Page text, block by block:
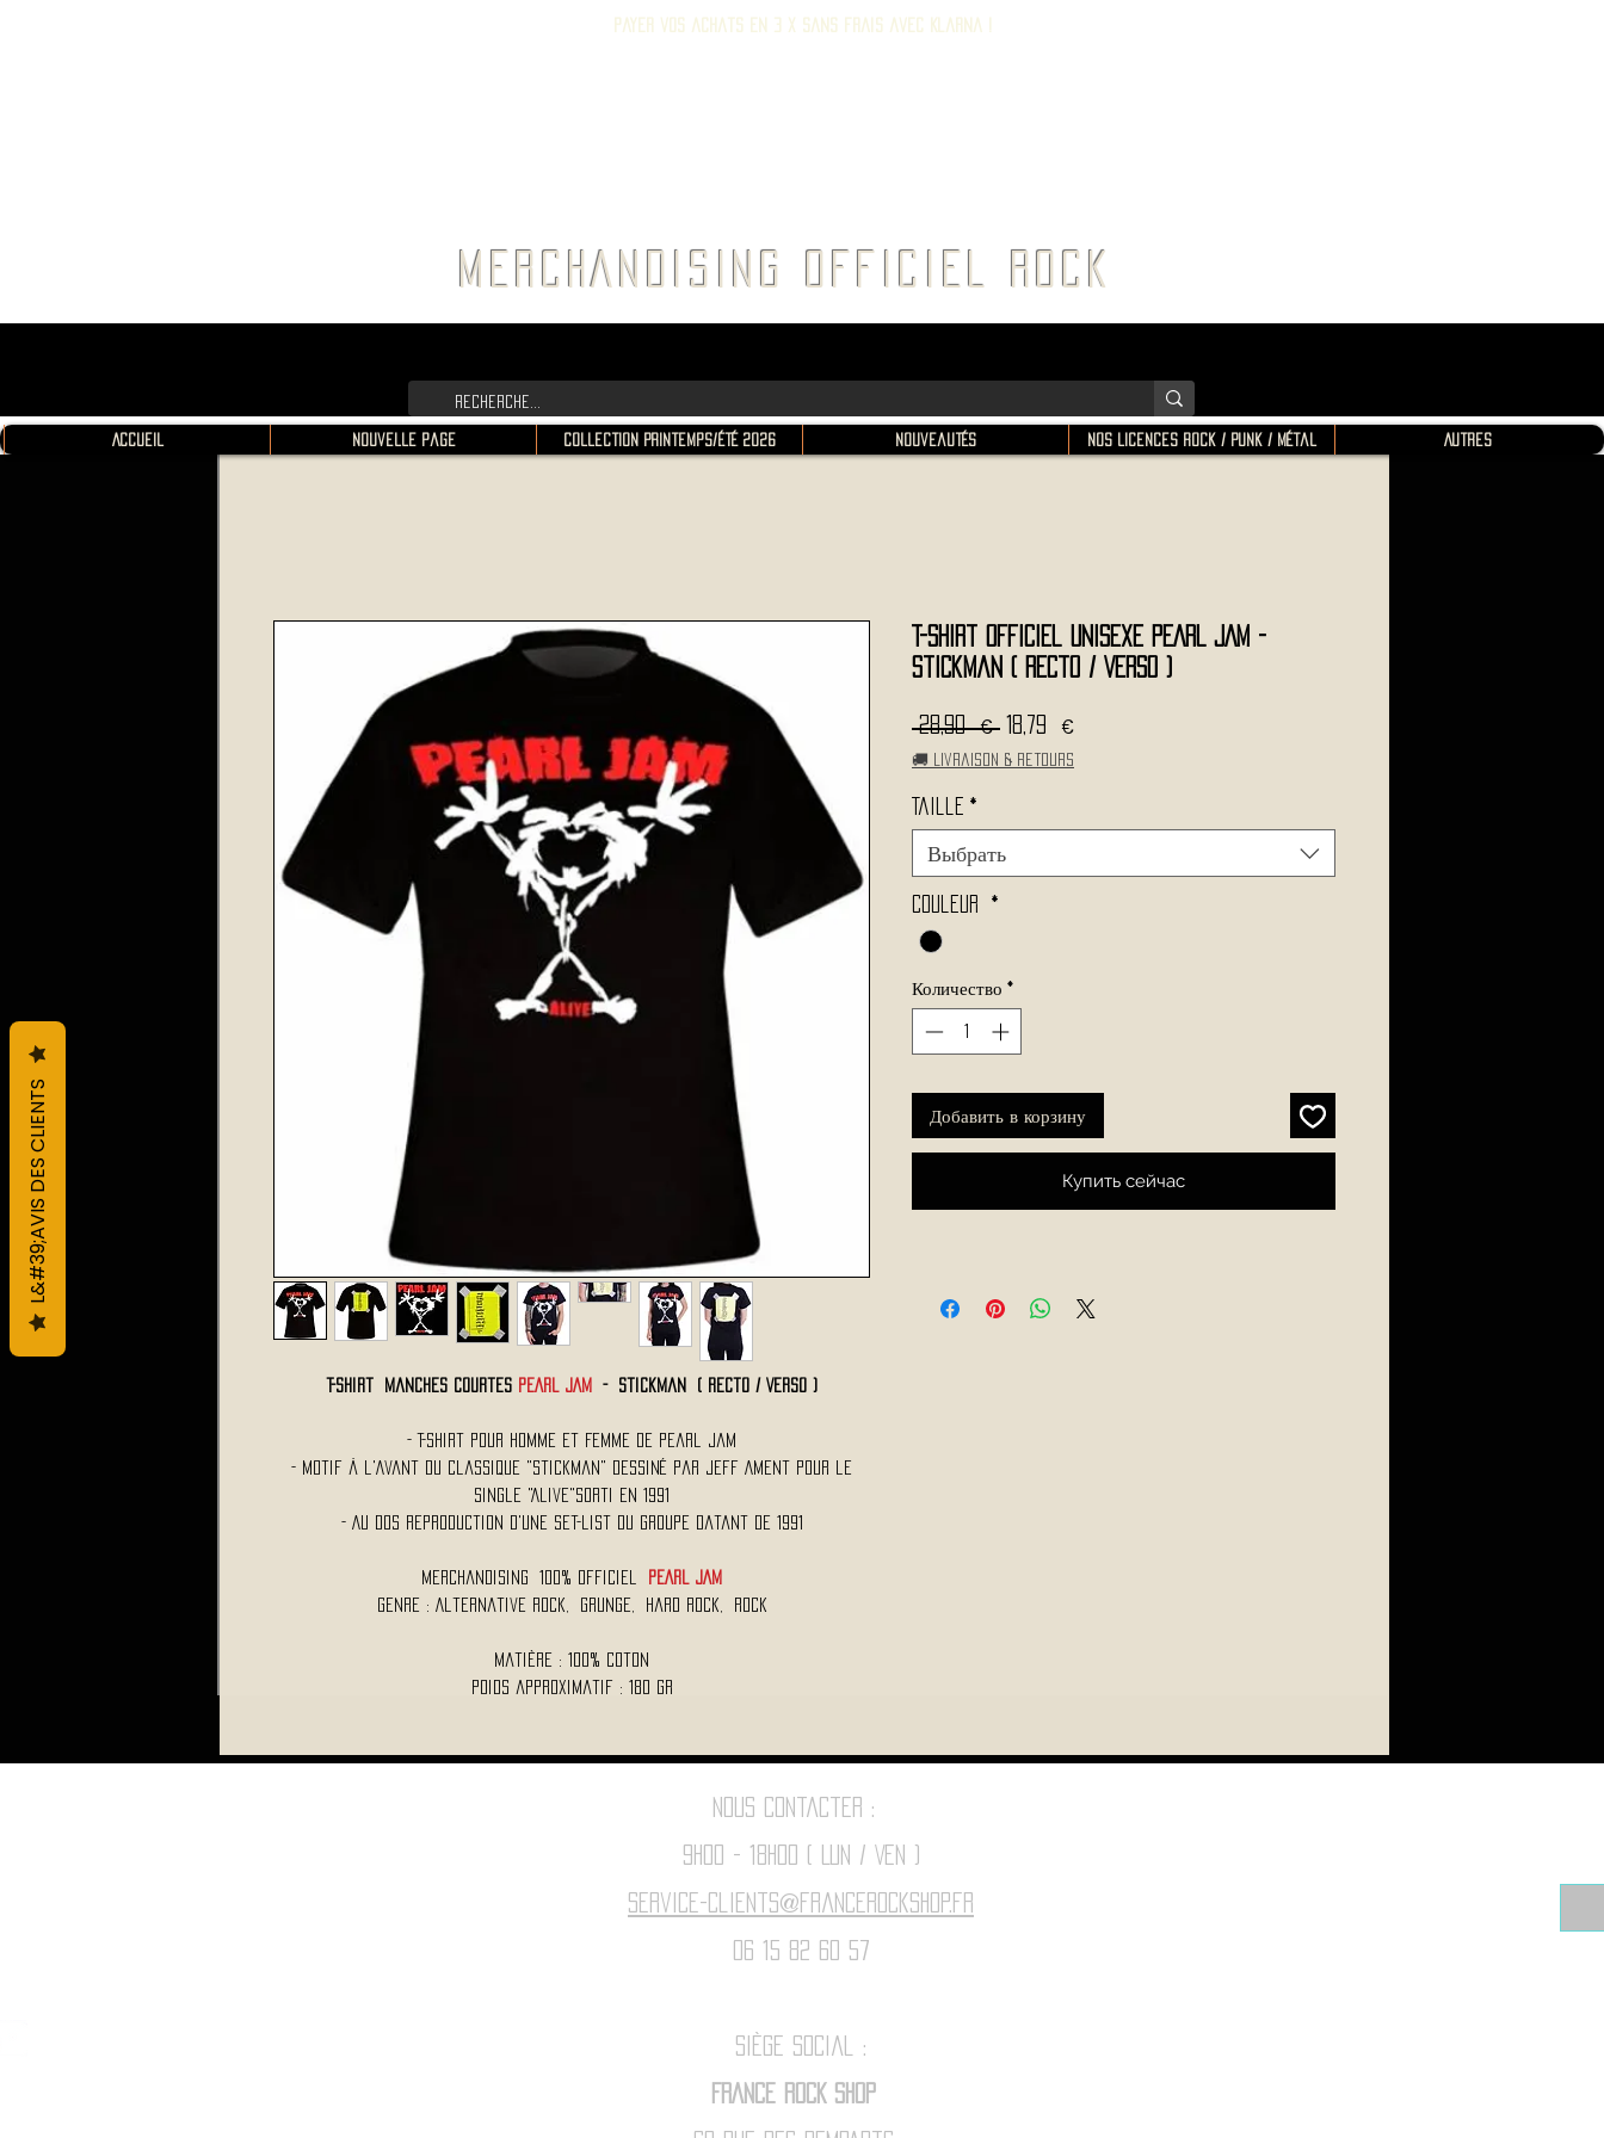
Payer vos achats en 3 x sans frais avec Klarna !
MERCHANDISING OFFICIEL ROCK
Accueil Nouvelle page Collection Printemps/Été 2026 Nouveautés Nos Licences Rock / Punk / Métal Autres
T-Shirt Manches CourtesPEARL JAM - Stickman ( Recto / Verso )
- T-Shirt Pour Homme et Femme de Pearl Jam
- Motif à l'Avant du Classique "Stickman" Dessiné par Jeff Ament Pour le
Single "Alive"Sorti en 1991
- Au Dos Reproduction d'une Set-list du Groupe Datant de 1991
Merchandising 100% Officiel
PEARL JAM
Genre : Alternative Rock, Grunge, Hard Rock, Rock
Matière : 100% Coton
Poids approximatif : 180 Gr
T-Shirt Officiel Unisexe PEARL JAM -
Stickman ( Recto / Verso )
28,90 € Обычная
цена
18,79 €
🚚 Livraison & retours
Taille *
Выбрать
Couleur *
Количество *
Добавить в корзину
Купить сейчас
Nous contacter :
9h00 - 18H00 ( Lun / Ven )
Service-clients@francerockshop.fr
06 15 82 60 57
Siège Social :
FRANCE ROCK SHOP
L&#39;AVIS DES CLIENTS